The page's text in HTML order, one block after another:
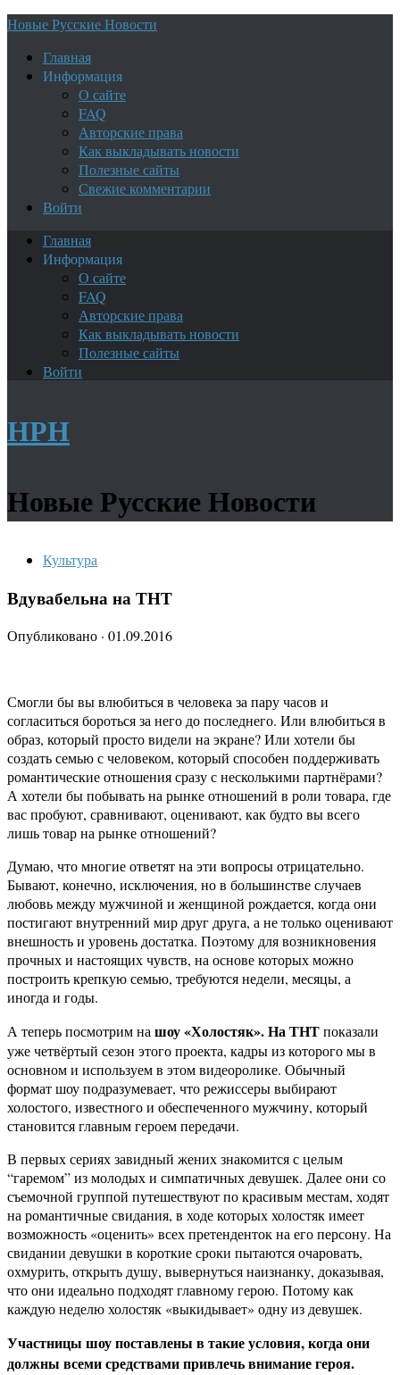
Новые Русские Новости
Главная
Информация
О сайте
FAQ
Авторские права
Как выкладывать новости
Полезные сайты
Свежие комментарии
Войти
Главная
Информация
О сайте
FAQ
Авторские права
Как выкладывать новости
Полезные сайты
Войти
НРН
Новые Русские Новости
Культура
Вдувабельна на ТНТ
Опубликовано · 01.09.2016
Смогли бы вы влюбиться в человека за пару часов и
согласиться бороться за него до последнего. Или влюбиться в
образ, который просто видели на экране? Или хотели бы
создать семью с человеком, который способен поддерживать
романтические отношения сразу с несколькими партнёрами?
А хотели бы побывать на рынке отношений в роли товара, где
вас пробуют, сравнивают, оценивают, как будто вы всего
лишь товар на рынке отношений?
Думаю, что многие ответят на эти вопросы отрицательно.
Бывают, конечно, исключения, но в большинстве случаев
любовь между мужчиной и женщиной рождается, когда они
постигают внутренний мир друг друга, а не только оценивают
внешность и уровень достатка. Поэтому для возникновения
прочных и настоящих чувств, на основе которых можно
построить крепкую семью, требуются недели, месяцы, а
иногда и годы.
А теперь посмотрим нашоу «Холостяк». На ТНТпоказали
уже четвёртый сезон этого проекта, кадры из которого мы в
основном и используем в этом видеоролике. Обычный
формат шоу подразумевает, что режиссеры выбирают
холостого, известного и обеспеченного мужчину, который
становится главным героем передачи.
В первых сериях завидный жених знакомится с целым
“гаремом” из молодых и симпатичных девушек. Далее они со
съемочной группой путешествуют по красивым местам, ходят
на романтичные свидания, в ходе которых холостяк имеет
возможность «оценить» всех претенденток на его персону. На
свидании девушки в короткие сроки пытаются очаровать,
охмурить, открыть душу, вывернуться наизнанку, доказывая,
что они идеально подходят главному герою. Потому как
каждую неделю холостяк «выкидывает» одну из девушек.
Участницы шоу поставлены в такие условия, когда они
должны всеми средствами привлечь внимание героя.